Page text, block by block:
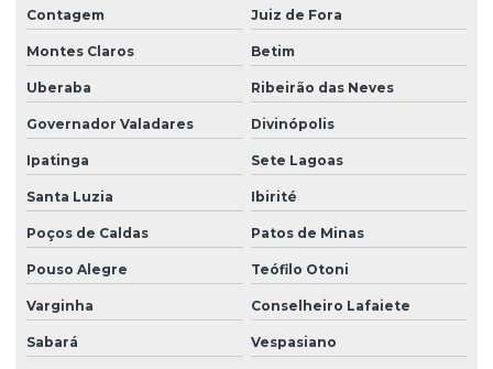
Contagem Juiz de Fora
Montes Claros Betim
Uberaba Ribeirão das Neves
Governador Valadares Divinópolis
Ipatinga Sete Lagoas
Santa Luzia Ibirité
Poços de Caldas Patos de Minas
Pouso Alegre Teófilo Otoni
Varginha Conselheiro Lafaiete
Sabará Vespasiano